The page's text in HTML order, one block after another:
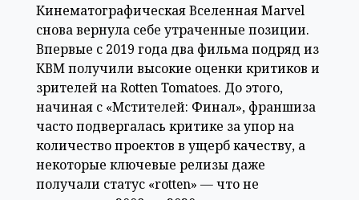
Кинематографическая Вселенная Marvel
снова вернула себе утраченные позиции.
Впервые с 2019 года два фильма подряд из
КВМ получили высокие оценки критиков и
зрителей на Rotten Tomatoes. До этого,
начиная с «Мстителей: Финал», франшиза
часто подвергалась критике за упор на
количество проектов в ущерб качеству, а
некоторые ключевые релизы даже
получали статус «rotten» — что не